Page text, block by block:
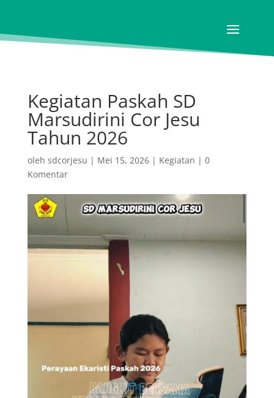
Kegiatan Paskah SD
Marsudirini Cor Jesu
Tahun 2026
oleh sdcorjesu | Mei 15, 2026| Kegiatan | 0
Komentar